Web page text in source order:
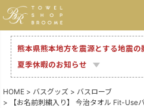
熊本県熊本地方を震源とする地震の
夏季休暇のお知らせ
HOME バスグッズ
バスローブ
【お名前刺繍入り】 今治タオル Fit-Use